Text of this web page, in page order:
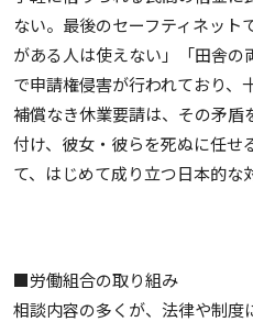
ない。最後のセーフティネッ
がある人は使えない」「田舎の
で申請権侵害が行われており、
補償なき休業要請は、その矛盾
付け、彼女・彼らを死ぬに任せ
て、はじめて成り立つ日本的な
■労働組合の取り組み
相談内容の多くが、法律や制度